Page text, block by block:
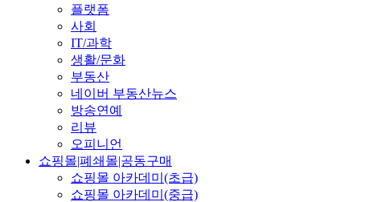
플랫폼
사회
IT/과학
생활/문화
부동산
네이버 부동산뉴스
방송연예
리뷰
오피니언
쇼핑몰|폐쇄몰|공동구매
쇼핑몰 아카데미(초급)
쇼핑몰 아카데미(중급)